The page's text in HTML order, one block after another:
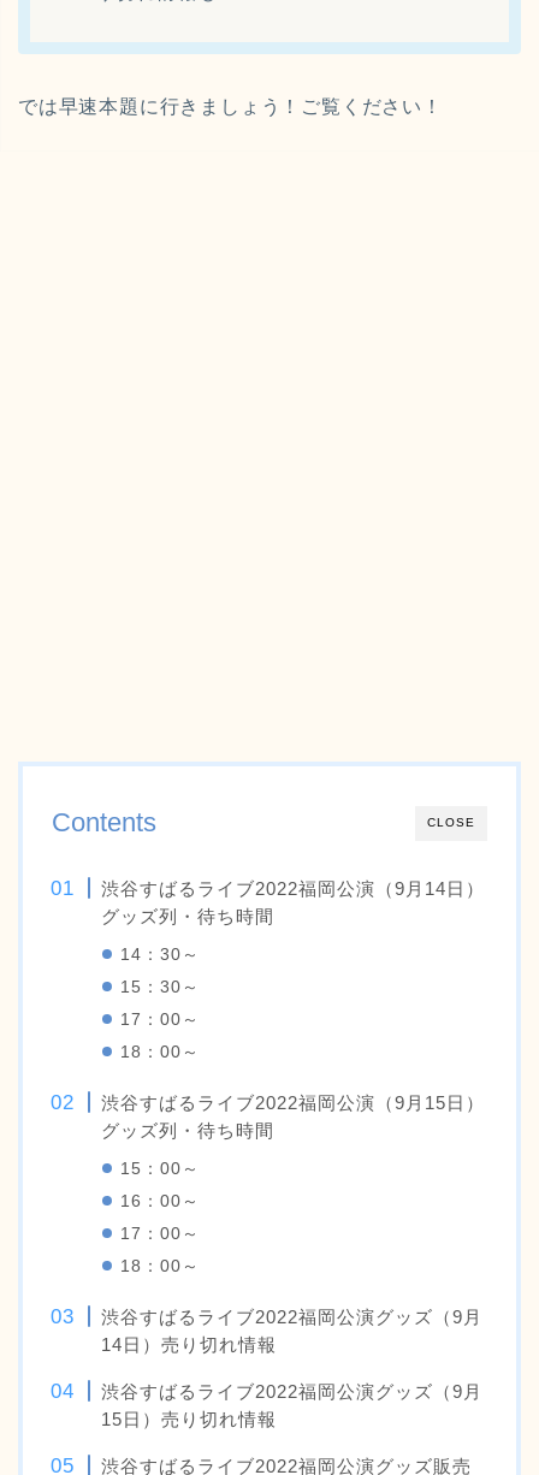
では早速本題に行きましょう！ご覧ください！
CLOSE
Contents
渋谷すばるライブ2022福岡公演（9月14日）
グッズ列・待ち時間
14：30～
15：30～
17：00～
18：00～
渋谷すばるライブ2022福岡公演（9月15日）
グッズ列・待ち時間
15：00～
16：00～
17：00～
18：00～
渋谷すばるライブ2022福岡公演グッズ（9月
14日）売り切れ情報
渋谷すばるライブ2022福岡公演グッズ（9月
15日）売り切れ情報
渋谷すばるライブ2022福岡公演グッズ販売